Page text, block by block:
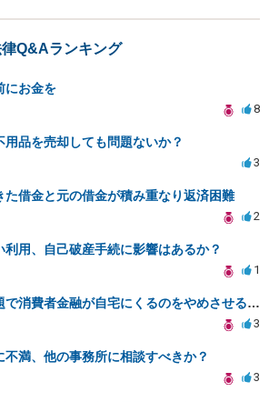
Q&Aランキング
にお金を
8
用品を売却しても問題ないか？
3
た借金と元の借金が積み重なり返済困難
2
利用、自己破産手続に影響はあるか？
1
息子の借金問題で消費者金融が自宅にくるのをやめさせる方法はないですか？
3
不満、他の事務所に相談すべきか？
3